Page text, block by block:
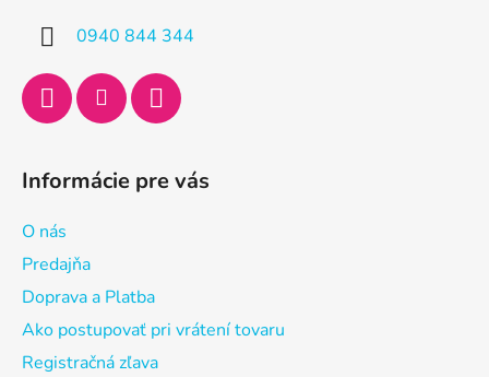
0940 844 344
Informácie pre vás
O nás
Predajňa
Doprava a Platba
Ako postupovať pri vrátení tovaru
Registračná zľava